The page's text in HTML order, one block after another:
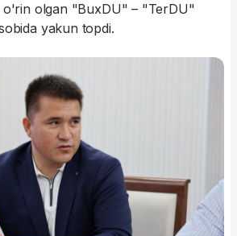
o'rin olgan "BuxDU" – "TerDU"
yakun topdi.